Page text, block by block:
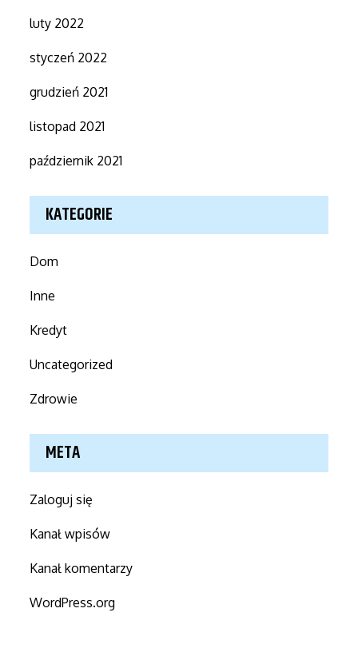
luty 2022
styczeń 2022
grudzień 2021
listopad 2021
październik 2021
KATEGORIE
Dom
Inne
Kredyt
Uncategorized
Zdrowie
META
Zaloguj się
Kanał wpisów
Kanał komentarzy
WordPress.org